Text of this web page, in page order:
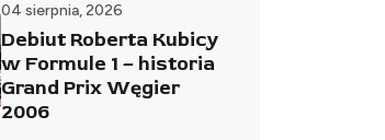
04 sierpnia, 2026
Debiut Roberta Kubicy
w Formule 1 – historia
Grand Prix Węgier
2006